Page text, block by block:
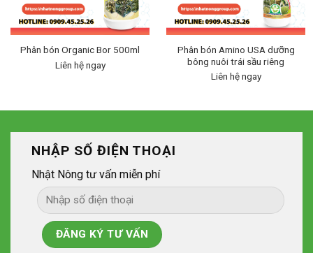
Phân bón Organic Bor 500ml
Liên hệ ngay
Phân bón Amino USA dưỡng
bông nuôi trái sầu riêng
Liên hệ ngay
NHẬP SỐ ĐIỆN THOẠI
Nhật Nông tư vấn miễn phí